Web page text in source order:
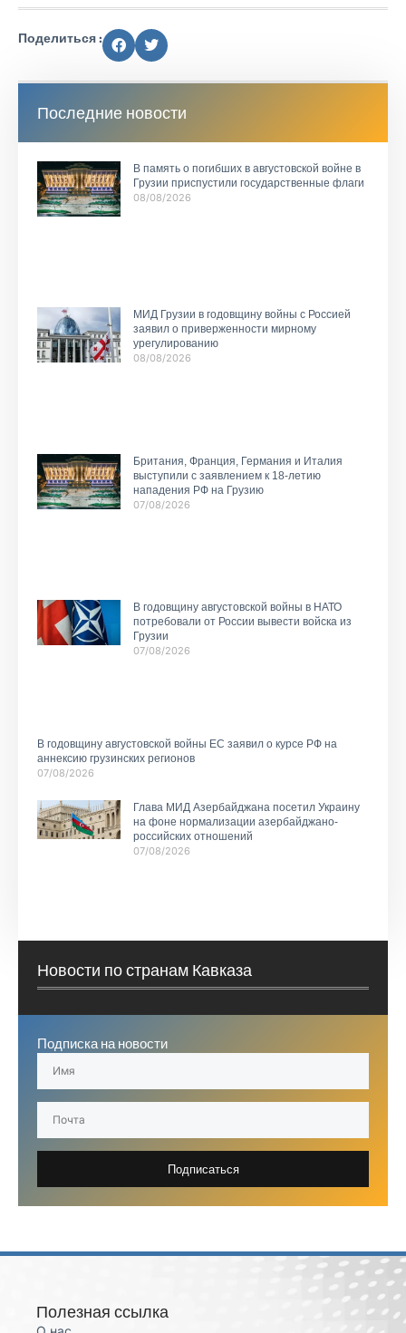
Поделиться :
Последние новости
В память о погибших в августовской войне в
Грузии приспустили государственные флаги
08/08/2026
МИД Грузии в годовщину войны с Россией
заявил о приверженности мирному
урегулированию
08/08/2026
Британия, Франция, Германия и Италия
выступили с заявлением к 18-летию
нападения РФ на Грузию
07/08/2026
В годовщину августовской войны в НАТО
потребовали от России вывести войска из
Грузии
07/08/2026
В годовщину августовской войны ЕС заявил о курсе РФ на
аннексию грузинских регионов
07/08/2026
Глава МИД Азербайджана посетил Украину
на фоне нормализации азербайджано-
российских отношений
07/08/2026
Новости по странам Кавказа
Подписка на новости
Подписаться
Полезная ссылка